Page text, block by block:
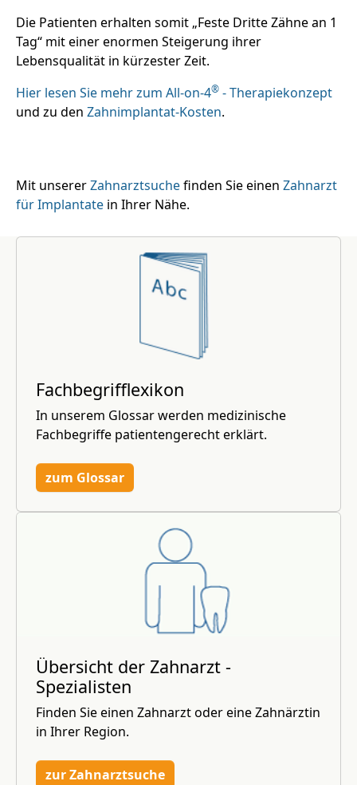
Die Patienten erhalten somit „Feste Dritte Zähne an 1
Tag“ mit einer enormen Steigerung ihrer
Lebensqualität in kürzester Zeit.
Hier lesen Sie mehr zum All-on-4® - Therapiekonzept
und zu den Zahnimplantat-Kosten.
Mit unsererZahnarztsuchefinden Sie einen Zahnarzt
für Implantate in Ihrer Nähe.
Fachbegrifflexikon
In unserem Glossar werden medizinische
Fachbegriffe patientengerecht erklärt.
zum Glossar
Übersicht der Zahnarzt -
Spezialisten
Finden Sie einen Zahnarzt oder eine Zahnärztin
in Ihrer Region.
zur Zahnarztsuche